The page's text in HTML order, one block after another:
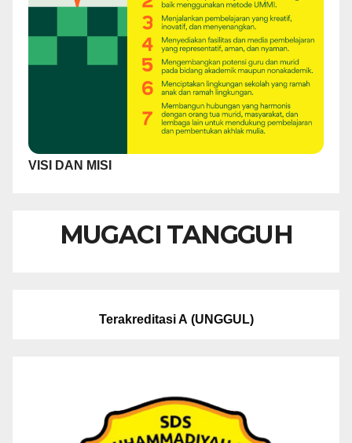
VISI DAN MISI
MUGACI TANGGUH
Terakreditasi A (UNGGUL)